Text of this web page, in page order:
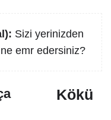
Sizi yerinizden
emr edersiniz?
Kökü